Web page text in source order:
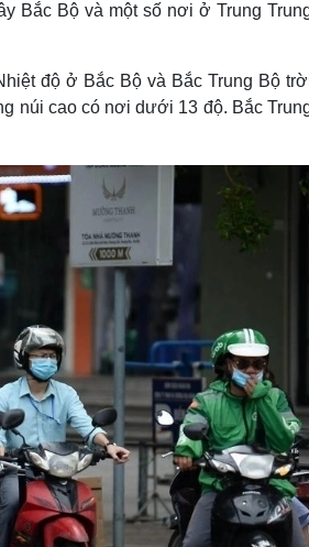
Sao Việt
check-
Bắc Bộ và một số nơi ở Trung
độ ở Bắc Bộ và Bắc Trung Bộ
núi cao có nơi dưới 13 độ. Bắc